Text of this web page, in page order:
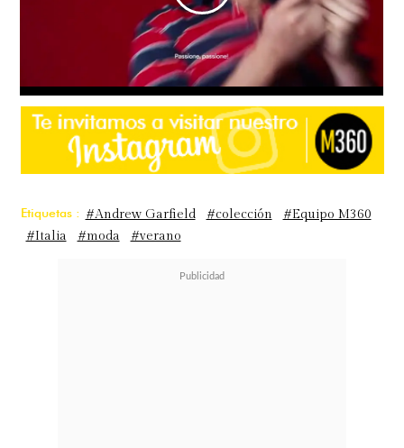
Etiquetas : #Andrew Garfield #colección
#Equipo M360
#Italia
#moda #verano